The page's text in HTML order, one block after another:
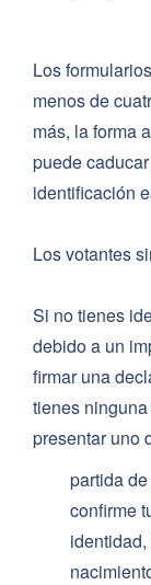
Los
menos de
más, la forma
puede
identificación
Los votantes
Si no tienes
debido a un
firmar una
tienes
presentar uno
partida
confirme